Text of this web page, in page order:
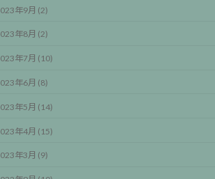
年9月 (2)
年8月 (2)
年7月 (10)
年6月 (8)
年5月 (14)
年4月 (15)
年3月 (9)